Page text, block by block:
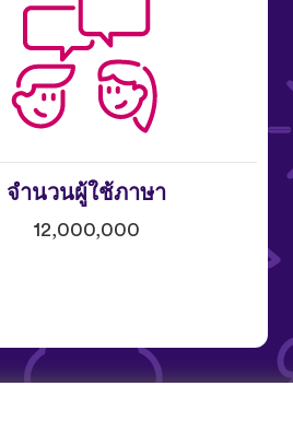
จำนวนผู้ใช้ภาษา
12,000,000